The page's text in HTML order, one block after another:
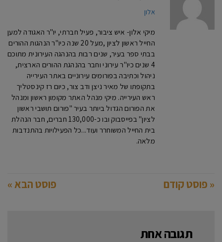
אלון
מיקי אלון- איש ציבור, פעיל חברתי, יו"ר האגודה למען
החייל ראשון לציון ,מעל 20 שנה כיו"ר הנהגות ההורים
בבתי ספר בעיר, שנים רבות בהנהגה העירונית מתוכם
4 שנים כיו"ר עירוני וחבר בהנהגת ההורים הארצית,
ניהול וכתיבה בפורומים עירוניים באתר העירייה
בתקופתו של מאיר ניצן ודב צור, כיום רז קינסטליך
ראש העירייה. מיקי מנהל האתר מקומון ראשון ומנהל
את הפורום הגדול ביותר בעיר "פורום תושבי ראשון
לציון" בפייסבוק ובו כ-130,000 חברים, חבר הנהלת
בית החייל המשוחרר ועוד...כל הפעילויות בהתנדבות
מלאה.
« פוסט קודם פוסט הבא »
תגובה אחת